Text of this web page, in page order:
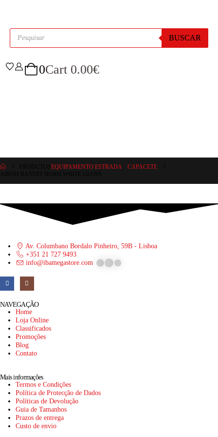
BUSCAR
0Cart 0.00€
EQUIPAMENTO ESTRADA
CAPACETE
Av. Columbano Bordalo Pinheiro, 59B - Lisboa
+351 21 727 9493
info@ibamegastore.com
NAVEGAÇÃO
Home
Loja Online
Classificados
Promoções
Blog
Contato
Mais informações
Termos e Condições
Política de Protecção de Dados
Políticas de Devolução
Guia de Tamanhos
Prazos de entrega
Custo de envio